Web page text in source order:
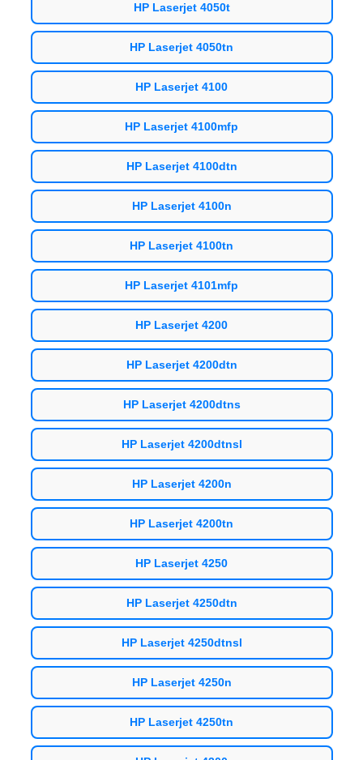
HP Laserjet 4050t
HP Laserjet 4050tn
HP Laserjet 4100
HP Laserjet 4100mfp
HP Laserjet 4100dtn
HP Laserjet 4100n
HP Laserjet 4100tn
HP Laserjet 4101mfp
HP Laserjet 4200
HP Laserjet 4200dtn
HP Laserjet 4200dtns
HP Laserjet 4200dtnsl
HP Laserjet 4200n
HP Laserjet 4200tn
HP Laserjet 4250
HP Laserjet 4250dtn
HP Laserjet 4250dtnsl
HP Laserjet 4250n
HP Laserjet 4250tn